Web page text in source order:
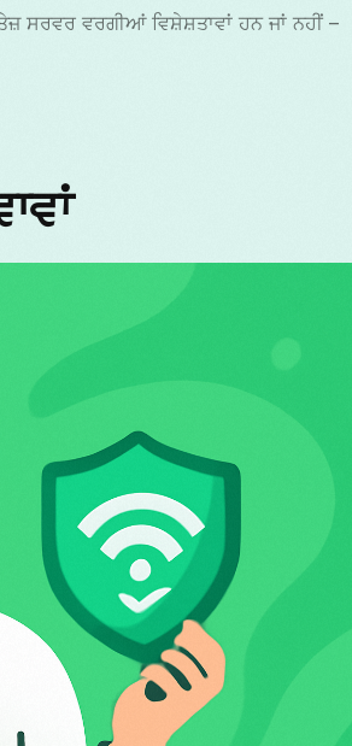
ਸਰਵਰ ਵਰਗੀਆਂ ਵਿਸ਼ੇਸ਼ਤਾਵਾਂ ਹਨ ਜਾਂ ਨਹੀਂ –